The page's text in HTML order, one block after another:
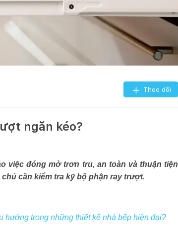
Theo dõi
ngăn kéo?
việc đóng mở trơn tru, an toàn và thuận tiện
cần kiểm tra kỹ bộ phận ray trượt.
hướng trong những thiết kế nhà bếp hiện đại?